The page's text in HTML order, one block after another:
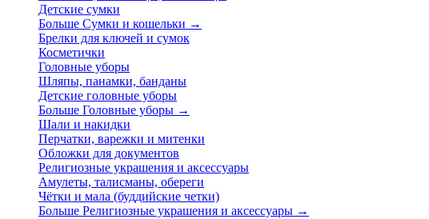
Детские сумки
Больше Сумки и кошельки →
Брелки для ключей и сумок
Косметички
Головные уборы
Шляпы, панамки, банданы
Детские головные уборы
Больше Головные уборы →
Шали и накидки
Перчатки, варежки и митенки
Обложки для документов
Религиозные украшения и аксессуары
Амулеты, талисманы, обереги
Чётки и мала (буддийские четки)
Больше Религиозные украшения и аксессуары →